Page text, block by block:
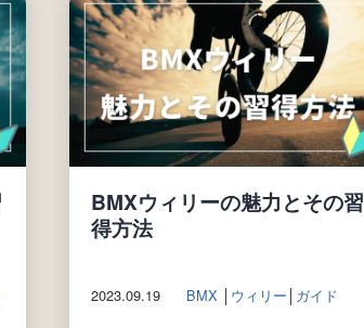
BMXウィリーの魅力とその習
得方法
2023.09.19 BMX ウィリー ガイド